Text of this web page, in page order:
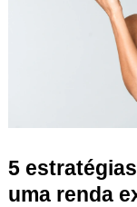
5
uma renda